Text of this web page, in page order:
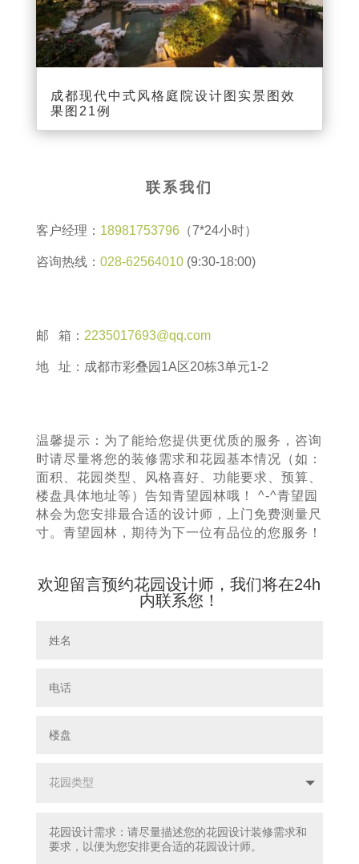
成都现代中式风格庭院设计图实景图效
果图21例
联系我们
客户经理： 18981753796（7*24小时）
咨询热线： 028-62564010(9:30-18:00)
邮 箱： 2235017693@qq.com
地 址：成都市彩叠园1A区20栋3单元1-2
温馨提示：为了能给您提供更优质的服务，咨询
时请尽量将您的装修需求和花园基本情况（如：
面积、花园类型、风格喜好、功能要求、预算、
楼盘具体地址等）告知青望园林哦！ ^-^青望园
林会为您安排最合适的设计师，上门免费测量尺
寸。青望园林，期待为下一位有品位的您服务！
欢迎留言预约花园设计师，我们将在24h
内联系您！